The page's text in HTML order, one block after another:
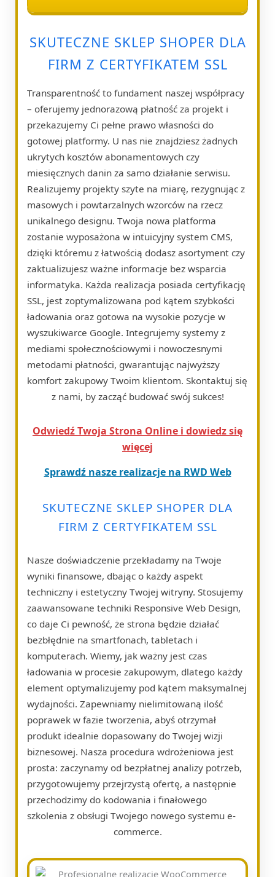
SKUTECZNE SKLEP SHOPER DLA
FIRM Z CERTYFIKATEM SSL
Transparentność to fundament naszej współpracy
– oferujemy jednorazową płatność za projekt i
przekazujemy Ci pełne prawo własności do
gotowej platformy. U nas nie znajdziesz żadnych
ukrytych kosztów abonamentowych czy
miesięcznych danin za samo działanie serwisu.
Realizujemy projekty szyte na miarę, rezygnując z
masowych i powtarzalnych wzorców na rzecz
unikalnego designu. Twoja nowa platforma
zostanie wyposażona w intuicyjny system CMS,
dzięki któremu z łatwością dodasz asortyment czy
zaktualizujesz ważne informacje bez wsparcia
informatyka. Każda realizacja posiada certyfikację
SSL, jest zoptymalizowana pod kątem szybkości
ładowania oraz gotowa na wysokie pozycje w
wyszukiwarce Google. Integrujemy systemy z
mediami społecznościowymi i nowoczesnymi
metodami płatności, gwarantując najwyższy
komfort zakupowy Twoim klientom. Skontaktuj się
z nami, by zacząć budować swój sukces!
Odwiedź Twoja Strona Online i dowiedz się
więcej
Sprawdź nasze realizacje na RWD Web
SKUTECZNE SKLEP SHOPER DLA
FIRM Z CERTYFIKATEM SSL
Nasze doświadczenie przekładamy na Twoje
wyniki finansowe, dbając o każdy aspekt
techniczny i estetyczny Twojej witryny. Stosujemy
zaawansowane techniki Responsive Web Design,
co daje Ci pewność, że strona będzie działać
bezbłędnie na smartfonach, tabletach i
komputerach. Wiemy, jak ważny jest czas
ładowania w procesie zakupowym, dlatego każdy
element optymalizujemy pod kątem maksymalnej
wydajności. Zapewniamy nielimitowaną ilość
poprawek w fazie tworzenia, abyś otrzymał
produkt idealnie dopasowany do Twojej wizji
biznesowej. Nasza procedura wdrożeniowa jest
prosta: zaczynamy od bezpłatnej analizy potrzeb,
przygotowujemy przejrzystą ofertę, a następnie
przechodzimy do kodowania i finałowego
szkolenia z obsługi Twojego nowego systemu e-
commerce.